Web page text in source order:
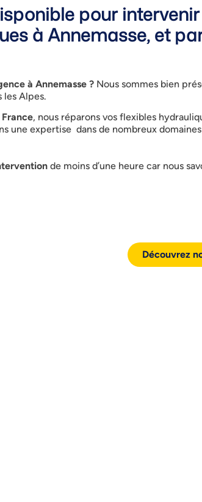
pour
à Annemasse, et
à Annemasse ? Nous sommes bien
les Alpes.
, nous réparons vos flexibles
une expertise dans de nombreux
de moins d’une heure car nous
Découvrez